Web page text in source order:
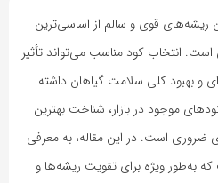
ریشه‌های قوی و سالم از اساسی‌ترین
انتخاب کود مناسب می‌تواند تأثیر
بهبود کلی سلامت گیاهان داشته
موجود در بازار، شناخت بهترین
ضروری است. در این مقاله، به معرفی
به‌طور ویژه برای تقویت ریشه‌ها و